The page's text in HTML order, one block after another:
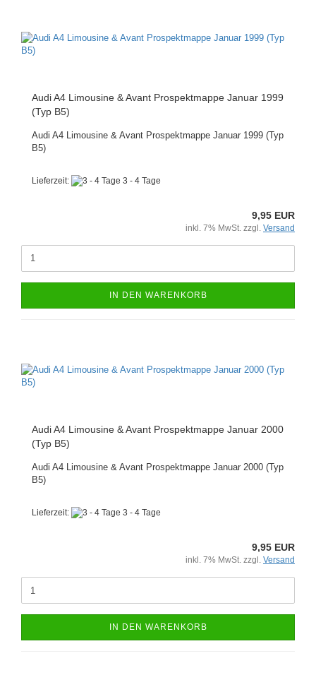
Audi A4 Limousine & Avant Prospektmappe Januar 1999
(Typ B5)
Audi A4 Limousine & Avant Prospektmappe Januar 1999 (Typ
B5)
Lieferzeit: 3 - 4 Tage
9,95 EUR
inkl. 7% MwSt. zzgl. Versand
IN DEN WARENKORB
Audi A4 Limousine & Avant Prospektmappe Januar 2000
(Typ B5)
Audi A4 Limousine & Avant Prospektmappe Januar 2000 (Typ
B5)
Lieferzeit: 3 - 4 Tage
9,95 EUR
inkl. 7% MwSt. zzgl. Versand
IN DEN WARENKORB